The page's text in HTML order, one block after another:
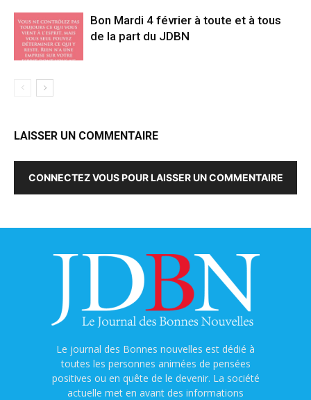
Bon Mardi 4 février à toute et à tous
de la part du JDBN
LAISSER UN COMMENTAIRE
CONNECTEZ VOUS POUR LAISSER UN COMMENTAIRE
Le journal des Bonnes nouvelles est dédié à
toutes les personnes animées de pensées
positives ou en quête de le devenir. La société
actuelle met en avant des informations